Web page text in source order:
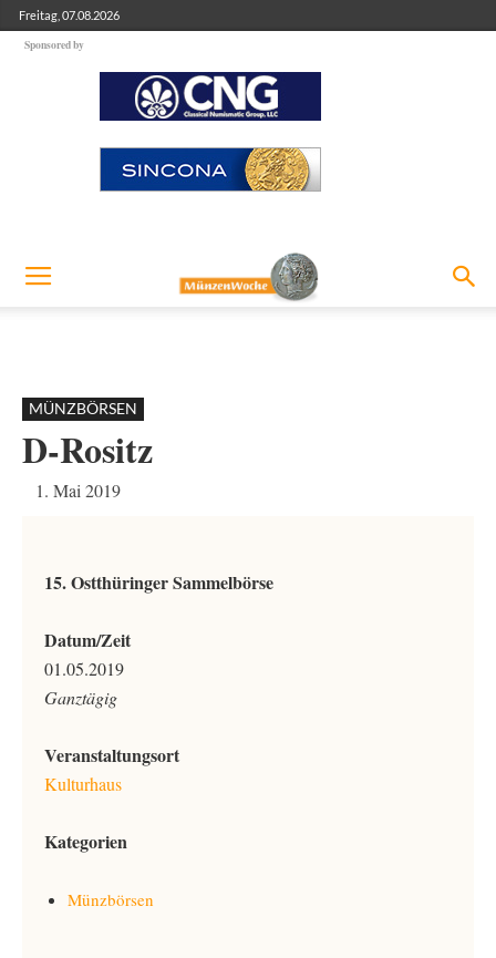
Freitag, 07.08.2026
Sponsored by
MÜNZBÖRSEN
D-Rositz
1. Mai 2019
15. Ostthüringer Sammelbörse
Datum/Zeit
01.05.2019
Ganztägig
Veranstaltungsort
Kulturhaus
Kategorien
Münzbörsen